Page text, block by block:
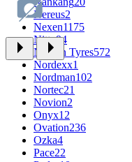
Nereus2
Nexen1175
Nitto94
Nokian Tyres572
Nordexx1
Nordman102
Nortec21
Novion2
Onyx12
Ovation236
Ozka4
Pace22